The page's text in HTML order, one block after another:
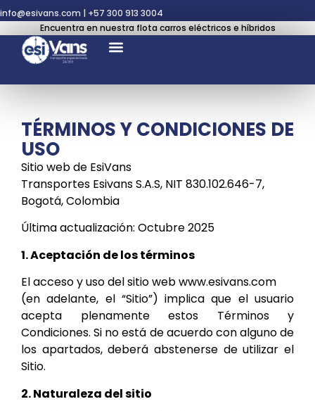
info@esivans.com | +57 300 913 3004
Encuentra en nuestra flota carros eléctricos e híbridos
TÉRMINOS Y CONDICIONES DE
USO
Sitio web de EsiVans
Transportes Esivans S.A.S, NIT 830.102.646-7,
Bogotá, Colombia
Última actualización: Octubre 2025
1. Aceptación de los términos
El acceso y uso del sitio web www.esivans.com
(en adelante, el “Sitio”) implica que el usuario
acepta plenamente estos Términos y
Condiciones. Si no está de acuerdo con alguno de
los apartados, deberá abstenerse de utilizar el
Sitio.
2. Naturaleza del sitio